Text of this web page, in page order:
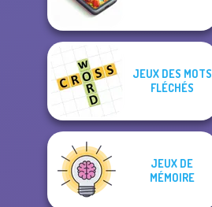
JEUX DES MOTS
FLÉCHÉS
JEUX DE
MÉMOIRE